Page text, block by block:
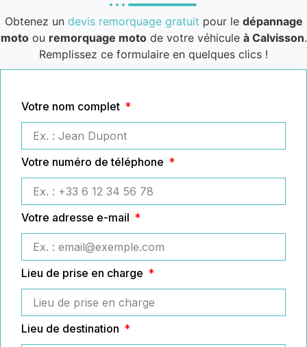
Obtenez un devis remorquage gratuit pour le dépannage
motoou remorquage motode votre véhicule à Calvisson.
Remplissez ce formulaire en quelques clics !
Votre nom complet
Votre numéro de téléphone
Votre adresse e-mail
Lieu de prise en charge
Lieu de destination